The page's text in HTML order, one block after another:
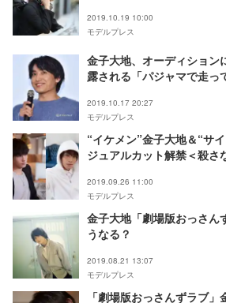
2019.10.19 10:00
モデルプレス
金子大地、オーディション
露される「パジャマで走っ
2019.10.17 20:27
モデルプレス
“イケメン”金子大地＆“サ
ジュアルカット解禁＜殺さ
2019.09.26 11:00
モデルプレス
金子大地「劇場版おっさん
うなる？
2019.08.21 13:07
モデルプレス
「劇場版おっさんずラブ